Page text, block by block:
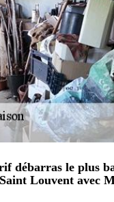
débarras le plus
Louvent avec